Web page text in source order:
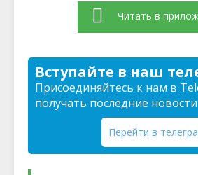
Читать в
Вступайте в наш
Присоединяйтесь к нам в
получать последние
Перейти в